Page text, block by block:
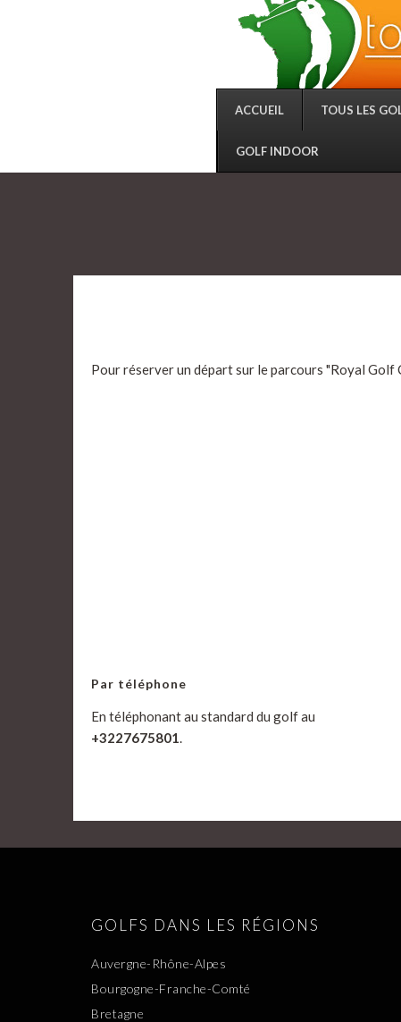
ACCUEIL TOUS LES
GOLF INDOOR
Pour réserver un départ sur le parcours "Royal
Par téléphone
En téléphonant au standard du golf au
+3227675801.
GOLFS DANS LES RÉGIONS
Auvergne-Rhône-Alpes
Bourgogne-Franche-Comté
Bretagne